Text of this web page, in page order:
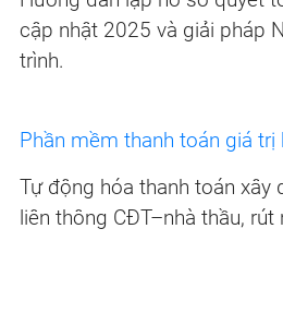
cập nhật 2025 và giải pháp
trình.
Phần mềm thanh toán giá
Tự động hóa thanh toán xây
liên thông CĐT–nhà thầu,